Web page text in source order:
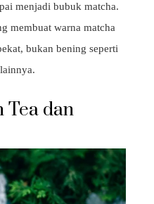
menjadi bubuk matcha.
membuat warna matcha
bukan bening seperti
Tea dan